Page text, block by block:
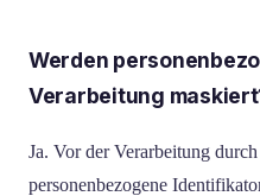
Werden
Verarbeitung
Ja. Vor der Verarbeitung
personenbezogene